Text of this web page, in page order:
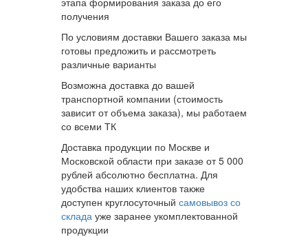
получения
По условиям доставки Вашего заказа мы
готовы предложить и рассмотреть
различные варианты
Возможна доставка до вашей
транспортной компании (стоимость
зависит от объема заказа), мы работаем
со всеми ТК
Доставка продукции по Москве и
Московской области при заказе от 5 000
рублей абсолютно бесплатна. Для
удобства наших клиентов также
доступен круглосуточный самовывоз со
склада уже заранее укомплектованной
продукции